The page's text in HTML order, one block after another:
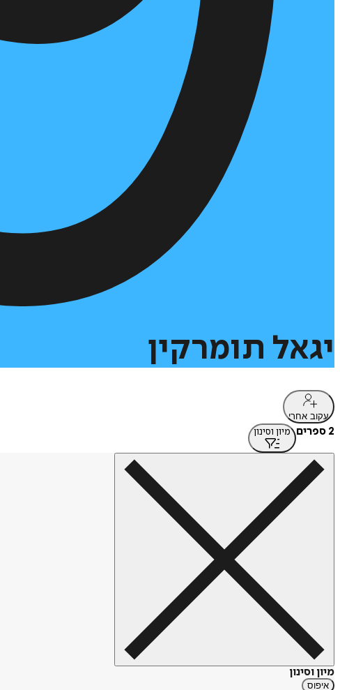
יגאל תומרקין
עקוב אחרי
2 ספרים מיון וסינון
מיון וסינון
איפוס